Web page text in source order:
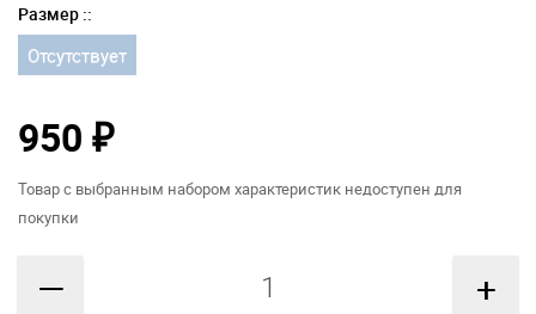
Размер ::
Отсутствует
950 ₽
Товар с выбранным набором характеристик недоступен для
покупки
— +